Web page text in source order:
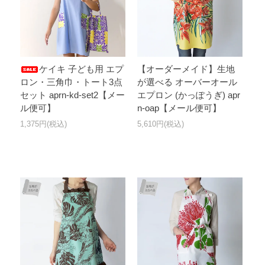
ケイキ 子ども用 エプ
ロン・三角巾・トート3点
セット aprn-kd-set2【メー
ル便可】
1,375円(税込)
【オーダーメイド】生地
が選べる オーバーオール
エプロン (かっぽうぎ) apr
n-oap【メール便可】
5,610円(税込)